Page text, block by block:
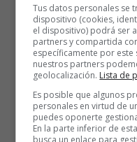
emocionante aventura
explorar las
criaturas favoritas?
prepárate para
marina. En esta lámina
mar vibrantes,
fascinantes. ¡Así que
comencemos a
Tus datos personales se
dispositivo (cookies,
el dispositivo) podrá ser
partners y compartida
específicamente por
nuestros partners
geolocalización. Lista de
Es posible que algunos
personales en virtud de
puedes oponerte
En la parte inferior de
busca un enlace para